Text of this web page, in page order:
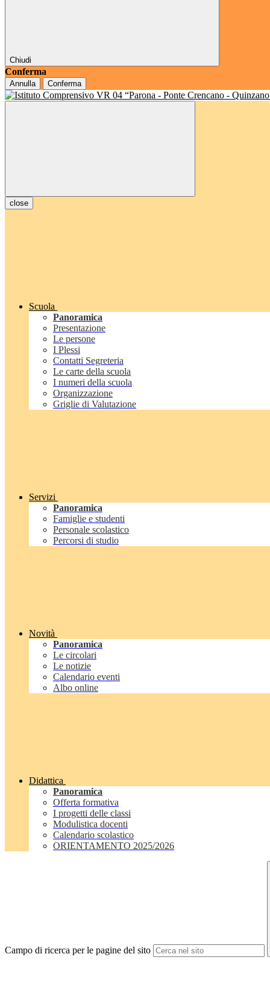
Chiudi
Conferma
Annulla Conferma
close
Scuola
Panoramica
Presentazione
Le persone
I Plessi
Contatti Segreteria
Le carte della scuola
I numeri della scuola
Organizzazione
Griglie di Valutazione
Servizi
Panoramica
Famiglie e studenti
Personale scolastico
Percorsi di studio
Novità
Panoramica
Le circolari
Le notizie
Calendario eventi
Albo online
Didattica
Panoramica
Offerta formativa
I progetti delle classi
Modulistica docenti
Calendario scolastico
ORIENTAMENTO 2025/2026
Campo di ricerca per le pagine del sito